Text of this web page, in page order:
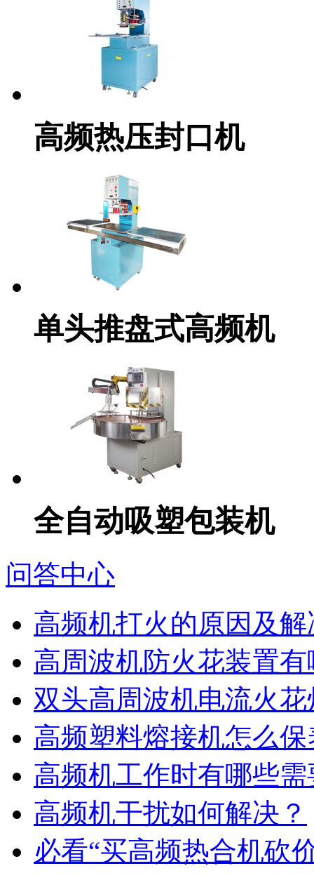
高频热压封口机
单头推盘式高频机
全自动吸塑包装机
问答中心
高频机打火的原因及
高周波机防火花装置
双头高周波机电流火
高频塑料熔接机怎么保
高频机工作时有哪些
高频机干扰如何解决？
必看“买高频热合机砍